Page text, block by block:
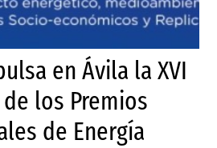
en Ávila la XVI
los Premios
de Energía